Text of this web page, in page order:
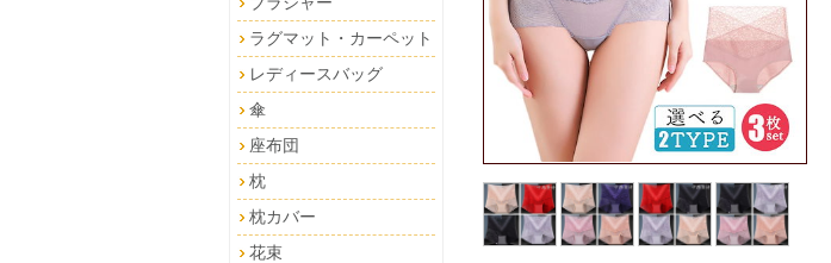
ラグマット・カーペット
レディースバッグ
傘
座布団
枕
枕カバー
花束